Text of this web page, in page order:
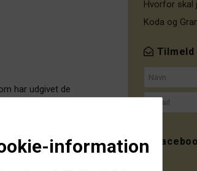
information
har udgivet de
være en samlet
Hvorfor skal
Koda og
Tilmeld